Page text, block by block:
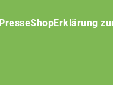
PresseShopErklärung